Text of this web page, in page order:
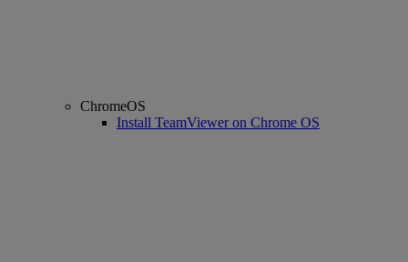
ChromeOS
Install TeamViewer on Chrome OS